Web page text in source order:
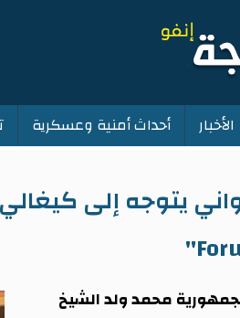
الأخبار أحداث أمنية وعسكرية
محمد ولد الشيخ